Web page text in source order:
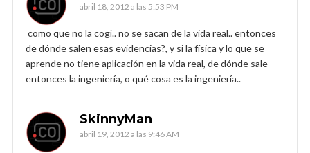
abril 18, 2012 a las 5:53 PM
como que no la cogí.. no se sacan de la vida real.. entonces
de dónde salen esas evidencias?, y si la física y lo que se
aprende no tiene aplicación en la vida real, de dónde sale
entonces la ingeniería, o qué cosa es la ingeniería..
SkinnyMan
abril 19, 2012 a las 9:46 AM